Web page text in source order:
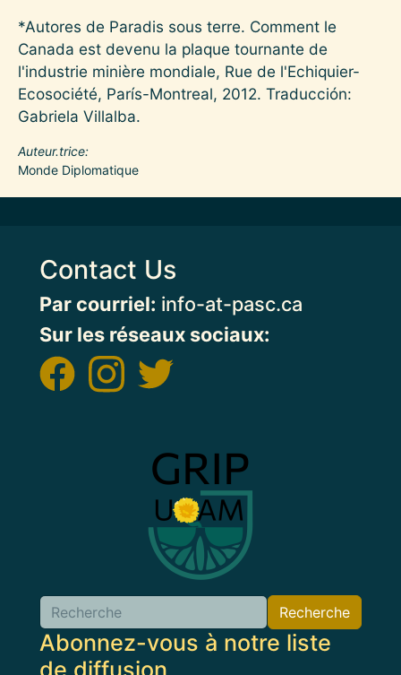
*Autores de Paradis sous terre. Comment le
Canada est devenu la plaque tournante de
l'industrie minière mondiale, Rue de l'Echiquier-
Ecosociété, París-Montreal, 2012. Traducción:
Gabriela Villalba.
Auteur.trice
Monde Diplomatique
Contact Us
Par courriel: info-at-pasc.ca
Sur les réseaux sociaux:
Recherche
Abonnez-vous à notre liste
de diffusion